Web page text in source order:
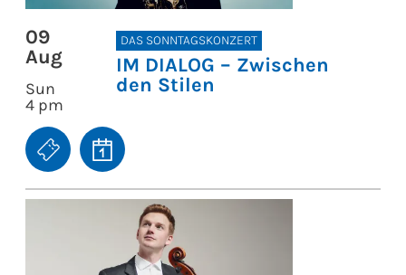
09
Aug
Sun
4 pm
DAS SONNTAGSKONZERT
IM DIALOG – Zwischen
den Stilen